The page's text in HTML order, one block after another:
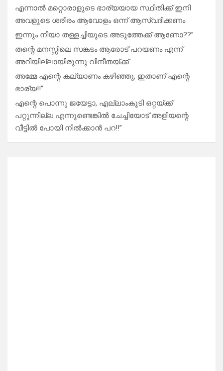
എന്നാൽ മറ്റൊരാളുടെ ഭാര്യയായ സ്ഥിതിക്ക് ഇനി
അവളുടെ ശരീരം ആവോളം ഒന്ന് ആസ്വദിക്കണം
ഇന്നും നീയാ തള്ളച്ചിയുടെ അടുത്തേക്ക് ആണോ??”
തന്റെ മനസ്സിലെ സങ്കടം ആരോട് പറയണം എന്ന്
അറിയില്ലായിരുന്നു വിനീതയ്ക്ക്..
അമ്മേ എന്റെ കല്യാണം കഴിഞ്ഞു, ഇതാണ് എന്റെ
ഭാര്യ!!”
എന്റെ പൊന്നു ജയേട്ടാ, എല്ലാംകൂടി ഒറ്റയ്ക്ക്
പറ്റുന്നില്ല എന്നുണ്ടെങ്കിൽ ചേച്ചിയോട് അളിയന്റെ
വീട്ടിൽ പോയി നിൽക്കാൻ പറ!!”